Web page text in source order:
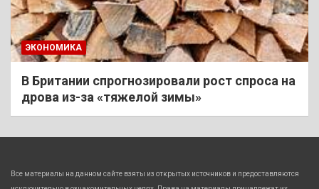
ЭКОНОМИКА
В Британии спрогнозировали рост спроса на
дрова из-за «тяжелой зимы»
Все материалы на данном сайте взяты из открытых источников и предоставляются